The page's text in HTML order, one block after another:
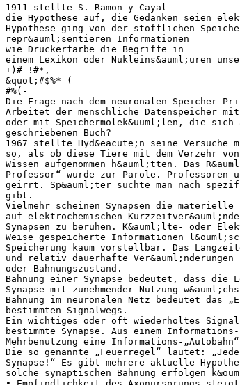
1911 stellte S. Ramon y Cayal
die Hypothese auf, die Gedanken seien
Hypothese ging von der stofflichen
repr&auml;sentieren Informationen
wie Druckerfarbe die Begriffe in
einem Lexikon oder Nukleins&auml;uren
+)# !#*,
&quot;#$%*-(
#%(-
Die Frage nach dem neuronalen Speicher-
Arbeitet der menschliche Datenspeicher
oder mit Speichermolek&uuml;len, die sich
geschriebenen Buch?
1967 stellte Hyd&eacute;n seine Versuche
so, als ob diese Tiere mit dem Verzehr von
Wissen aufgenommen h&auml;tten. Das
Professor“ wurde zur Parole. Professoren
geirrt. Sp&auml;ter suchte man nach
gibt.
Vielmehr scheinen Synapsen die
auf elektrochemischen
Synapsen zu beruhen. K&auml;lte- oder
Weise gespeicherte Informationen
Speicherung kaum vorstellbar. Das
und relativ dauerhafte
oder Bahnungszustand.
Bahnung einer Synapse bedeutet, dass
Synapse mit zunehmender Nutzung
Bahnung im neuronalen Netz bedeutet das
bestimmten Signalwegs.
Ein wichtiges oder oft wiederholtes
bestimmte Synapse. Aus einem Informations-
Mehrbenutzung eine Informations-
Die so genannte „Feuerregel“ lautet:
Synapse!“ Es gibt mehrere aktuelle
solche synaptischen Bahnung erfolgen